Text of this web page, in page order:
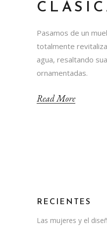
Pasamos de un
totalmente
agua, resaltando
ornamentadas.
Read More
RECIENTES
Las mujeres y el